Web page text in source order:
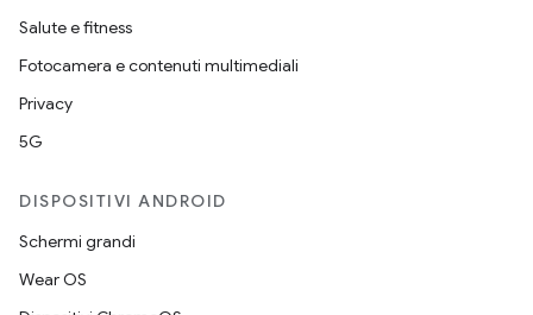
Salute e fitness
Fotocamera e contenuti multimediali
Privacy
5G
DISPOSITIVI ANDROID
Schermi grandi
Wear OS